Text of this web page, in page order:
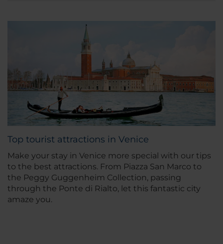
Top tourist attractions in Venice
Make your stay in Venice more special with our tips
to the best attractions. From Piazza San Marco to
the Peggy Guggenheim Collection, passing
through the Ponte di Rialto, let this fantastic city
amaze you.